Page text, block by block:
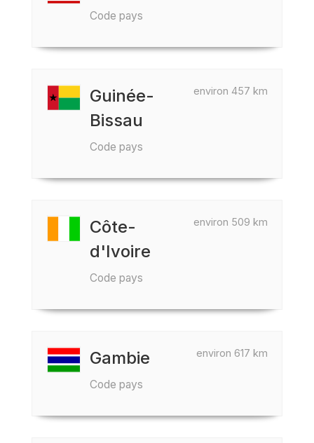
Code pays
environ 457 km
Guinée-
Bissau
Code pays
environ 509 km
Côte-
d'Ivoire
Code pays
environ 617 km
Gambie
Code pays